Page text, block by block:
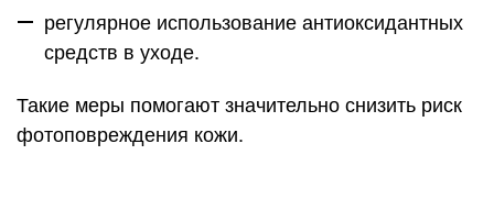
регулярное использование антиоксидантных
средств в уходе.
Такие меры помогают значительно снизить риск
фотоповреждения кожи.